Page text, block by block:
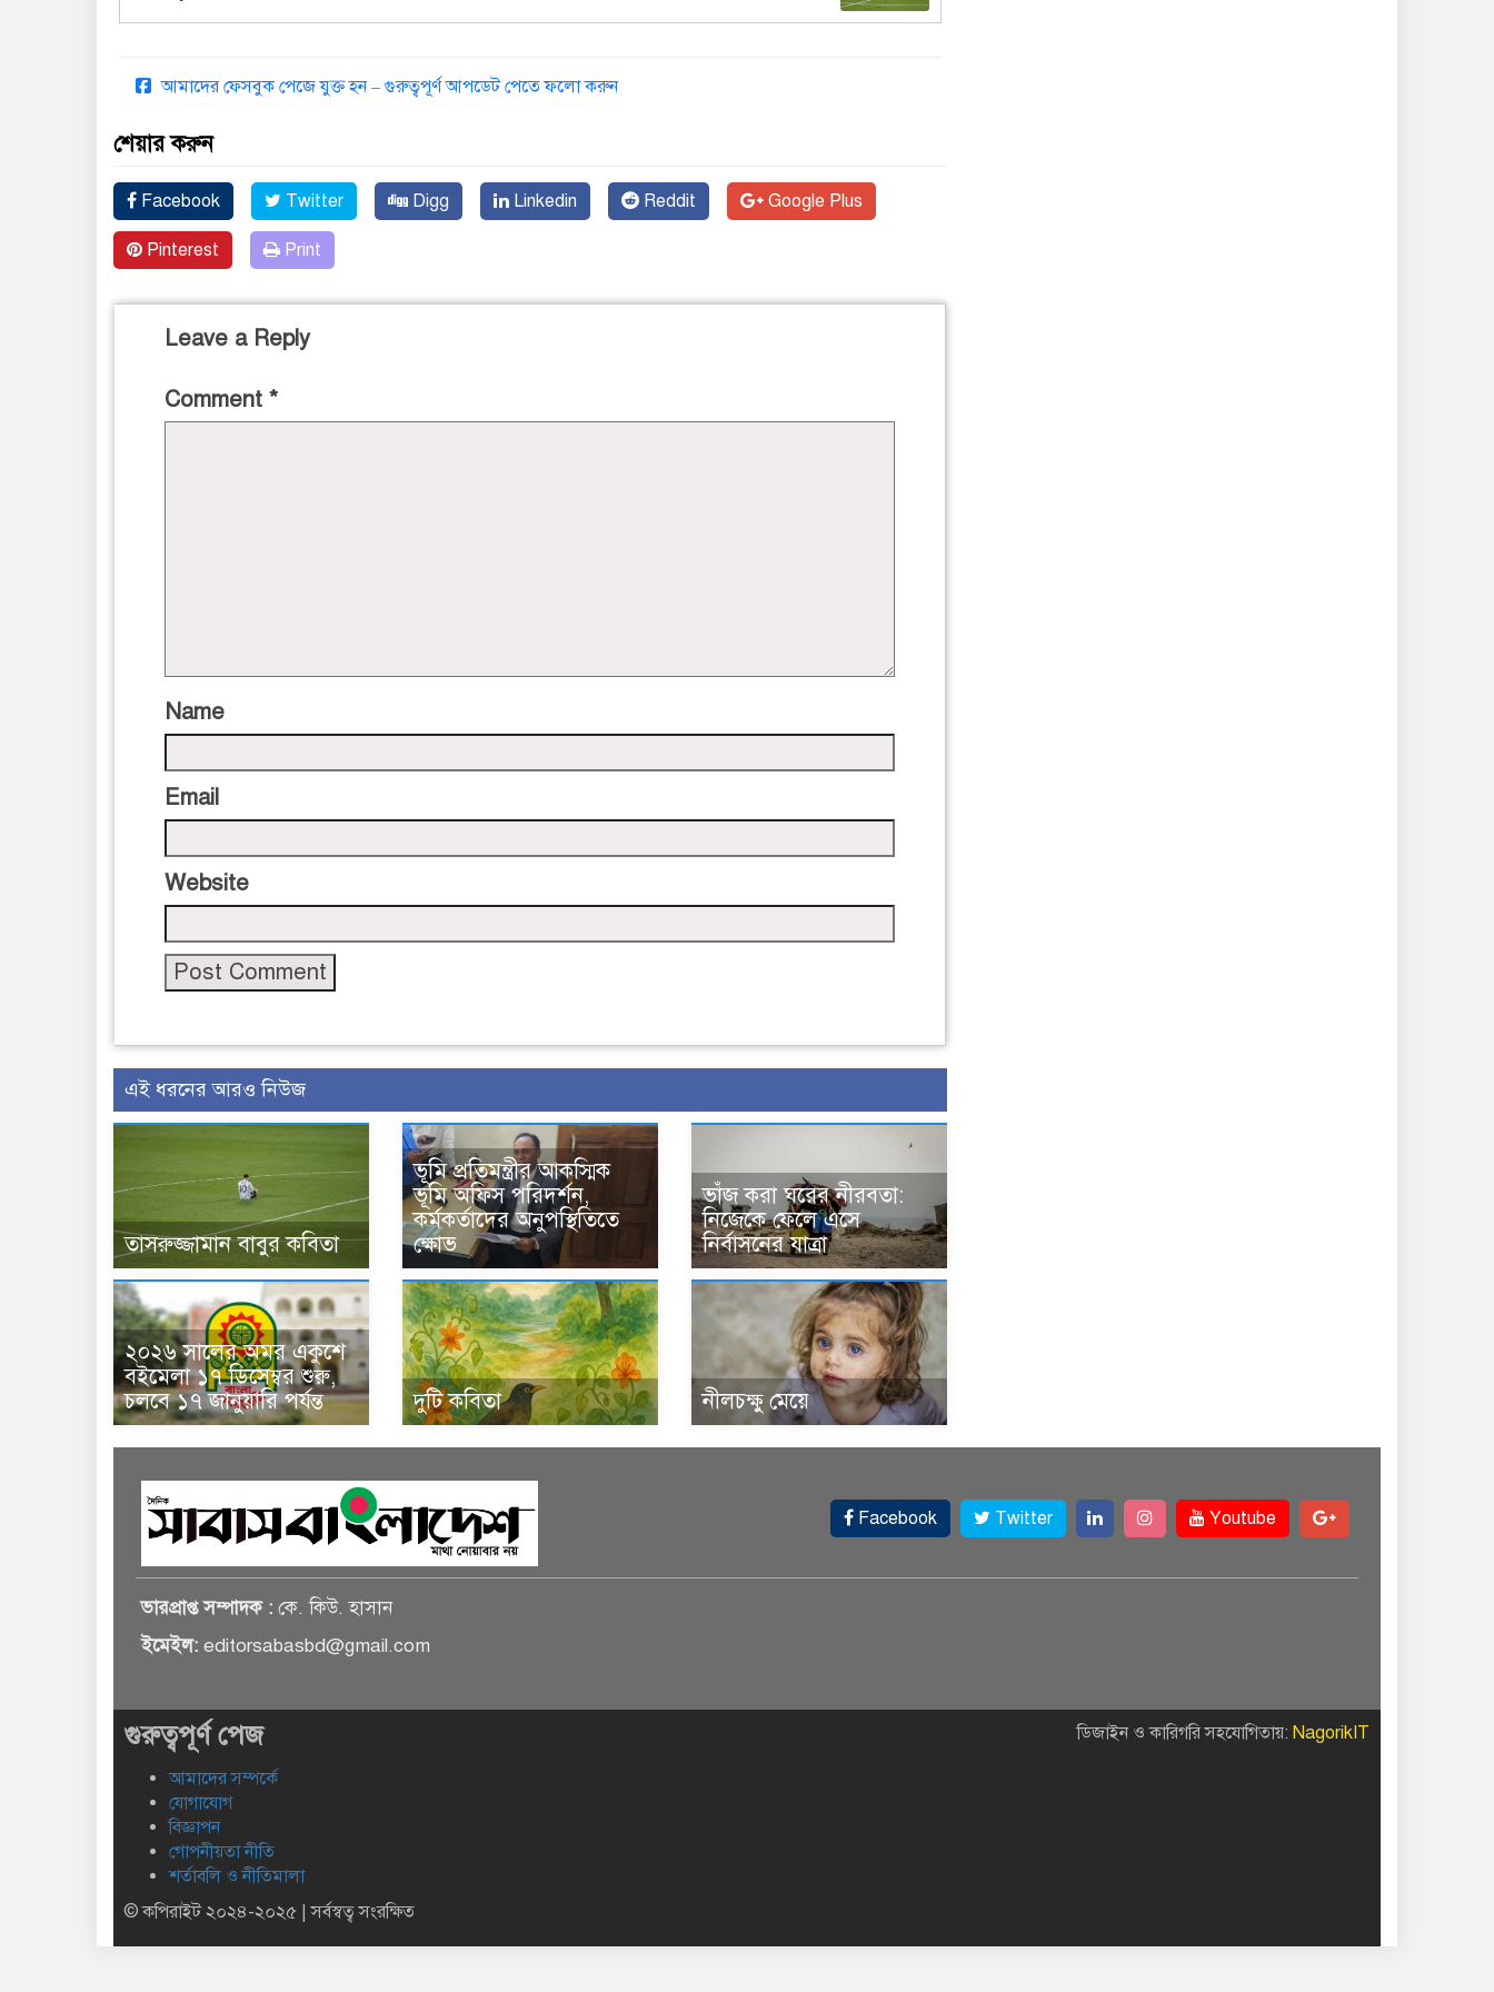
আমাদের ফেসবুক পেজে যুক্ত হন – গুরুত্বপূর্ণ আপডেট পেতে ফলো করুন
শেয়ার করুন
Facebook Twitter Digg Linkedin Reddit Google Plus
Pinterest Print
Leave a Reply
Comment *
Name
Email
Website
এই ধরনের আরও নিউজ
তাসরুজ্জামান বাবুর কবিতা
ভূমি প্রতিমন্ত্রীর আকস্মিক
ভূমি অফিস পরিদর্শন,
কর্মকর্তাদের অনুপস্থিতিতে
ক্ষোভ
ভাঁজ করা ঘরের নীরবতা:
নিজেকে ফেলে এসে
নির্বাসনের যাত্রা
২০২৬ সালের অমর একুশে
বইমেলা ১৭ ডিসেম্বর শুরু,
চলবে ১৭ জানুয়ারি পর্যন্ত
দুটি কবিতা নীলচক্ষু মেয়ে
Facebook Twitter Youtube
ভারপ্রাপ্ত সম্পাদক : কে. কিউ. হাসান
ইমেইল: editorsabasbd@gmail.com
গুরুত্বপূর্ণ পেজ
আমাদের সম্পর্কে
যোগাযোগ
বিজ্ঞাপন
গোপনীয়তা নীতি
শর্তাবলি ও নীতিমালা
© কপিরাইট ২০২৪-২০২৫ | সর্বস্বত্ব সংরক্ষিত
ডিজাইন ও কারিগরি সহযোগিতায়: NagorikIT